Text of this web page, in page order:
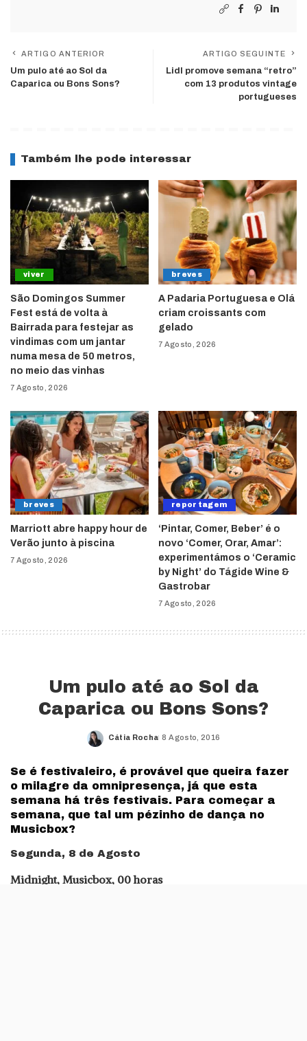
ARTIGO ANTERIOR
Um pulo até ao Sol da
Caparica ou Bons Sons?
ARTIGO SEGUINTE
Lidl promove semana “retro”
com 13 produtos vintage
portugueses
Também lhe pode interessar
viver
São Domingos Summer
Fest está de volta à
Bairrada para festejar as
vindimas com um jantar
numa mesa de 50 metros,
no meio das vinhas
7 Agosto, 2026
breves
A Padaria Portuguesa e Olá
criam croissants com
gelado
7 Agosto, 2026
breves
Marriott abre happy hour de
Verão junto à piscina
7 Agosto, 2026
reportagem
‘Pintar, Comer, Beber’ é o
novo ‘Comer, Orar, Amar’:
experimentámos o ‘Ceramic
by Night’ do Tágide Wine &
Gastrobar
7 Agosto, 2026
Um pulo até ao Sol da
Caparica ou Bons Sons?
Posted
Cátia Rocha 8 Agosto, 2016
Se é festivaleiro, é provável que queira fazer
o milagre da omnipresença, já que esta
semana há três festivais. Para começar a
semana, que tal um pézinho de dança no
Musicbox?
Segunda, 8 de Agosto
Midnight, Musicbox, 00 horas